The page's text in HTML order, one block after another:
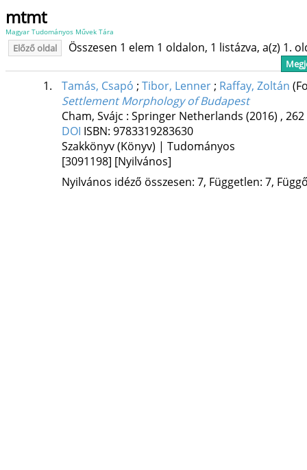
mtmt
Magyar Tudományos Művek Tára
Előző oldal Összesen 1 elem 1 oldalon, 1 listázva, a(z) 1.
1. Tamás, Csapó ; Tibor, Lenner; Raffay, Zoltán
Settlement Morphology of Budapest
Cham, Svájc : Springer Netherlands (2016) , 262
DOI ISBN: 9783319283630
Szakkönyv (Könyv) | Tudományos
[3091198] [Nyilvános]
Nyilvános idéző összesen: 7, Független: 7,